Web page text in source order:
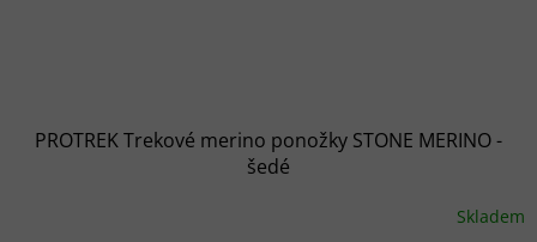
PROTREK Trekové merino ponožky STONE MERINO -
šedé
Skladem